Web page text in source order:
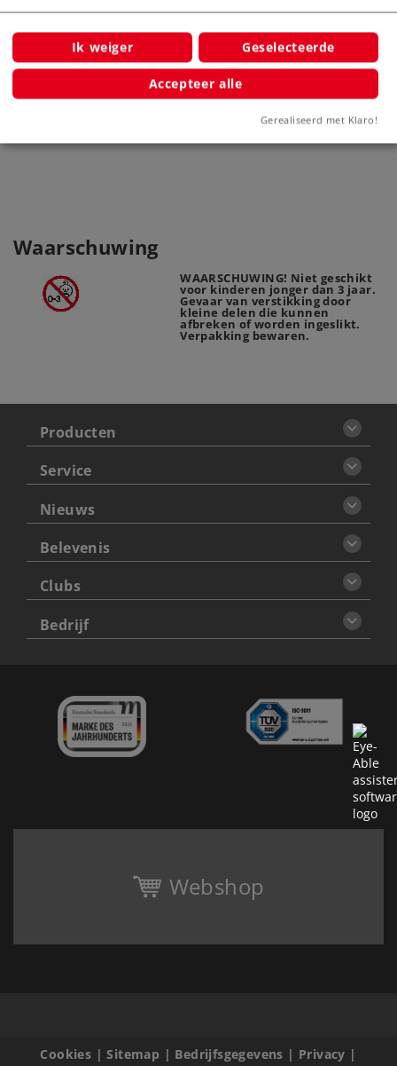
Märklin my world - Kunststof rails
Waarschuwing
WAARSCHUWING! Niet geschikt
voor kinderen jonger dan 3 jaar.
Gevaar van verstikking door
kleine delen die kunnen
afbreken of worden ingeslikt.
Verpakking bewaren.
Producten
Service
Nieuws
Belevenis
Clubs
Bedrijf
Webshop
Cookies |Sitemap | Bedrijfsgegevens | Privacy |
Ik weiger Geselecteerde
Accepteer alle
Gerealiseerd met Klaro!